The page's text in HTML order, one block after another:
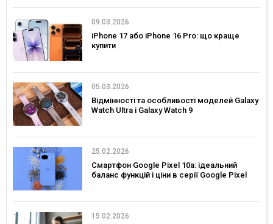
09.03.2026
iPhone 17 або iPhone 16 Pro: що краще
купити
05.03.2026
Відмінності та особливості моделей Galaxy
Watch Ultra і Galaxy Watch 9
25.02.2026
Смартфон Google Pixel 10a: ідеальний
баланс функцій і ціни в серії Google Pixel
15.02.2026